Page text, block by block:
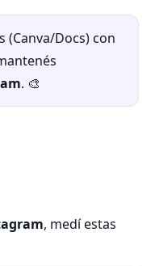
(Canva/Docs) con
. 🎨
, medí estas